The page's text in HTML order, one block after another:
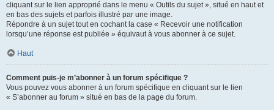
cliquant sur le lien approprié dans le menu « Outils du sujet », situé en haut et
en bas des sujets et parfois illustré par une image.
Répondre à un sujet tout en cochant la case « Recevoir une notification
lorsqu’une réponse est publiée » équivaut à vous abonner à ce sujet.
Haut
Comment puis-je m’abonner à un forum spécifique ?
Vous pouvez vous abonner à un forum spécifique en cliquant sur le lien
« S’abonner au forum » situé en bas de la page du forum.